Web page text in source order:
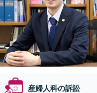
産婦人科の訴訟